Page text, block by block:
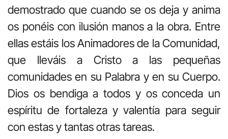
demostrado que cuando se os deja y anima
os ponéis con ilusión manos a la obra. Entre
ellas estáis los Animadores de la Comunidad,
que lleváis a Cristo a las pequeñas
comunidades en su Palabra y en su Cuerpo.
Dios os bendiga a todos y os conceda un
espíritu de fortaleza y valentía para seguir
con estas y tantas otras tareas.